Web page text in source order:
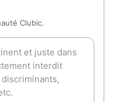
Clubic.